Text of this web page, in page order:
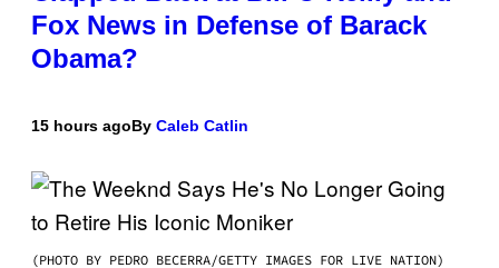
Fox News in Defense of Barack
Obama?
15 hours agoBy Caleb Catlin
(PHOTO BY PEDRO BECERRA/GETTY IMAGES FOR LIVE NATION)